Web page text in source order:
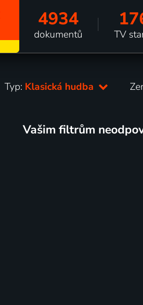
4934
dokumentů TV
Typ: Klasická hudba
Vašim filtrům